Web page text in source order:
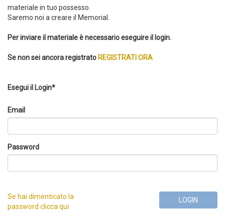
materiale in tuo possesso.
Saremo noi a creare il Memorial.
Per inviare il materiale è necessario eseguire il login.
Se non sei ancora registrato REGISTRATI ORA
Esegui il Login*
Email
Password
Se hai dimenticato la
password clicca qui
LOGIN